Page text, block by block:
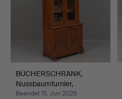
BÜCHERSCHRANK,
Nussbaumfurnier,
zweiteilig…
Beendet 15. Jun 2026